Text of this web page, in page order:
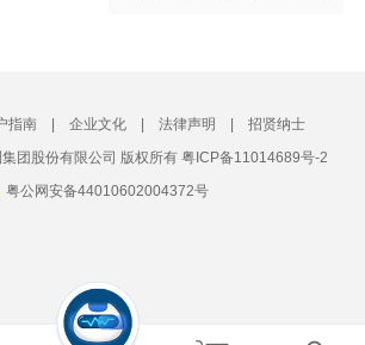
指南 企业文化 法律声明
招贤纳士
团股份有限公司 版权所有 粤ICP备11014689号-2
粤公网安备44010602004372号